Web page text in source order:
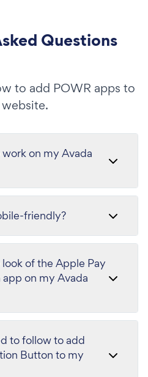
Questions
to add POWR apps to
on my Avada
friendly?
of the Apple Pay
on my Avada
to follow to add
Button to my